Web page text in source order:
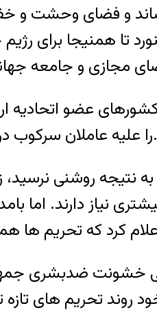
تا همنیجا برای
عضو اتحادیه
را علیه عاملان سرکوب در ایران در دست بررسی دارند.
به نتیجه روشنی
خشونت ضدبشری